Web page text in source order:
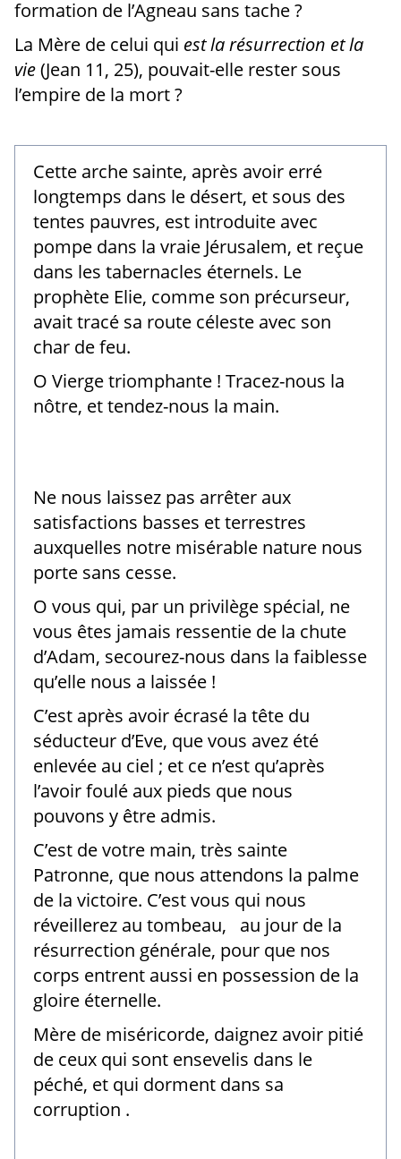
formation de l’Agneau sans tache ?
La Mère de celui qui est la résurrection et la
vie(Jean 11, 25), pouvait-elle rester sous
l’empire de la mort ?
Cette arche sainte, après avoir erré
longtemps dans le désert, et sous des
tentes pauvres, est introduite avec
pompe dans la vraie Jérusalem, et reçue
dans les tabernacles éternels. Le
prophète Elie, comme son précurseur,
avait tracé sa route céleste avec son
char de feu.
O Vierge triomphante ! Tracez-nous la
nôtre, et tendez-nous la main.
Ne nous laissez pas arrêter aux
satisfactions basses et terrestres
auxquelles notre misérable nature nous
porte sans cesse.
O vous qui, par un privilège spécial, ne
vous êtes jamais ressentie de la chute
d’Adam, secourez-nous dans la faiblesse
qu’elle nous a laissée !
C’est après avoir écrasé la tête du
séducteur d’Eve, que vous avez été
enlevée au ciel ; et ce n’est qu’après
l’avoir foulé aux pieds que nous
pouvons y être admis.
C’est de votre main, très sainte
Patronne, que nous attendons la palme
de la victoire. C’est vous qui nous
réveillerez au tombeau, au jour de la
résurrection générale, pour que nos
corps entrent aussi en possession de la
gloire éternelle.
Mère de miséricorde, daignez avoir pitié
de ceux qui sont ensevelis dans le
péché, et qui dorment dans sa
corruption .